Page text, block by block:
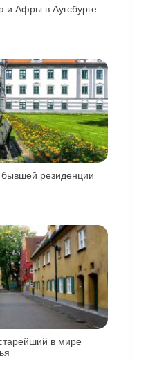
и Афры в Аугсбурге
резиденции
в мире